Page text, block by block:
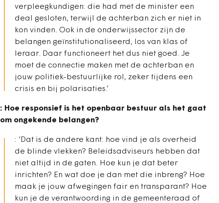
verpleegkundigen: die had met de minister een
deal gesloten, terwijl de achterban zich er niet in
kon vinden. Ook in de onderwijssector zijn de
belangen geïnstitutionaliseerd, los van klas of
leraar. Daar functioneert het dus niet goed. Je
moet de connectie maken met de achterban en
jouw politiek-bestuurlijke rol, zeker tijdens een
crisis en bij polarisaties.’
: Hoe responsief is het openbaar bestuur als het gaat
om ongekende belangen?
: ‘Dat is de andere kant: hoe vind je als overheid
de blinde vlekken? Beleidsadviseurs hebben dat
niet altijd in de gaten. Hoe kun je dat beter
inrichten? En wat doe je dan met die inbreng? Hoe
maak je jouw afwegingen fair en transparant? Hoe
kun je de verantwoording in de gemeenteraad of